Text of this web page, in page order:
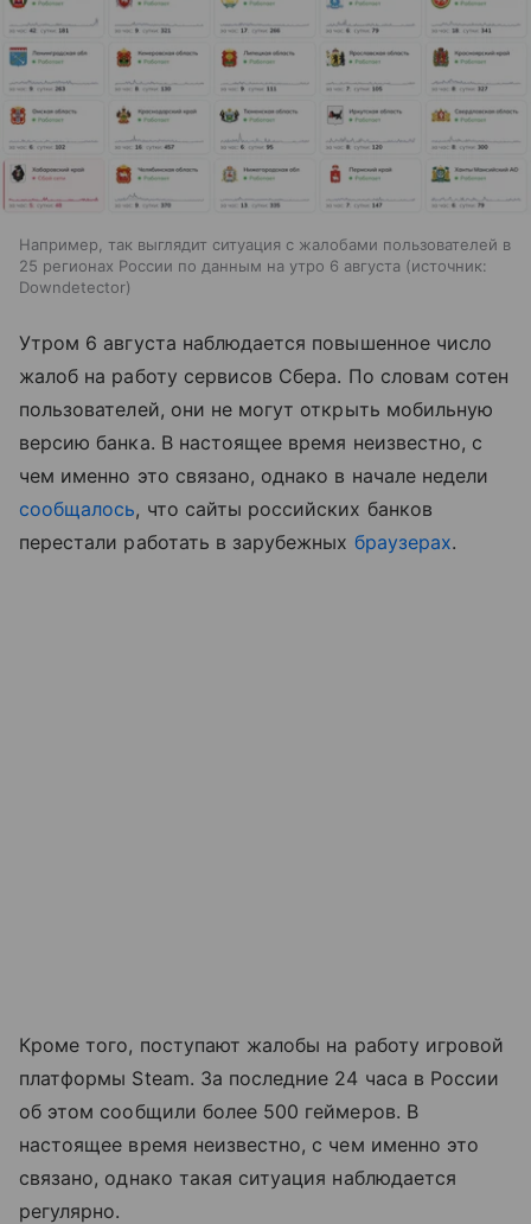
Например, так выглядит ситуация с жалобами пользователей в
25 регионах России по данным на утро 6 августа
источник:
Downdetector
Утром 6 августа наблюдается повышенное число
жалоб на работу сервисов Сбера. По словам сотен
пользователей, они не могут открыть мобильную
версию банка. В настоящее время неизвестно, с
чем именно это связано, однако в начале недели
сообщалось, что сайты российских банков
перестали работать в зарубежных браузерах.
Кроме того, поступают жалобы на работу игровой
платформы Steam. За последние 24 часа в России
об этом сообщили более 500 геймеров. В
настоящее время неизвестно, с чем именно это
связано, однако такая ситуация наблюдается
регулярно.